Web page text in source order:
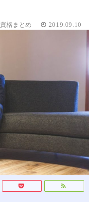
資格まとめ 2019.09.10